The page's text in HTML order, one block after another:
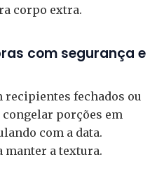
corpo extra.
com segurança e
fechados ou
porções em
com a data.
manter a textura.